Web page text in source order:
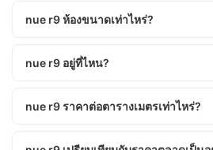
nue r9 ห้องขนาดเท่าไหร่?
nue r9 อยู่ที่ไหน?
nue r9 ราคาต่อตารางเมตรเท่าไหร่?